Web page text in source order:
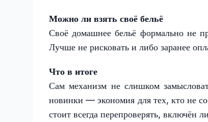
Можно ли взять своё бельё
Своё домашнее бельё формально не
Лучше не рисковать и либо заранее
Что в итоге
Сам механизм не слишком
новинки — экономия для тех, кто не
стоит всегда перепроверять, включён